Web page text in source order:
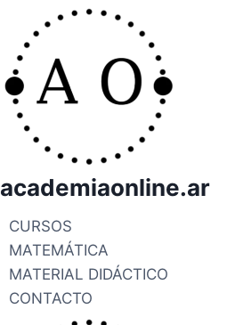
academiaonline.ar
CURSOS
MATEMÁTICA
MATERIAL DIDÁCTICO
CONTACTO